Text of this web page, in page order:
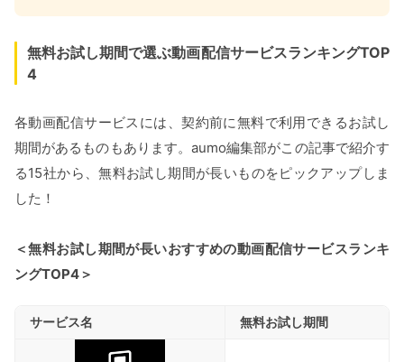
無料お試し期間で選ぶ動画配信サービスランキングTOP
4
各動画配信サービスには、契約前に無料で利用できるお試し
期間があるものもあります。aumo編集部がこの記事で紹介す
る15社から、無料お試し期間が長いものをピックアップしま
した！
＜無料お試し期間が長いおすすめの動画配信サービスランキ
ングTOP4＞
サービス名 無料お試し期間